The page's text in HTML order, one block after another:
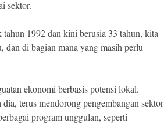
sektor.
1992 dan kini berusia 33 tahun, kita
dan di bagian mana yang masih perlu
ekonomi berbasis potensi lokal.
terus mendorong pengembangan sektor
program unggulan, seperti